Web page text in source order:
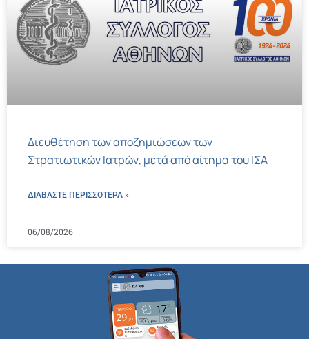
Διευθέτηση των αποζημιώσεων των
Στρατιωτικών Ιατρών, μετά από αίτημα του ΙΣΑ
ΔΙΑΒΑΣΤΕ ΠΕΡΙΣΣΌΤΕΡΑ »
06/08/2026